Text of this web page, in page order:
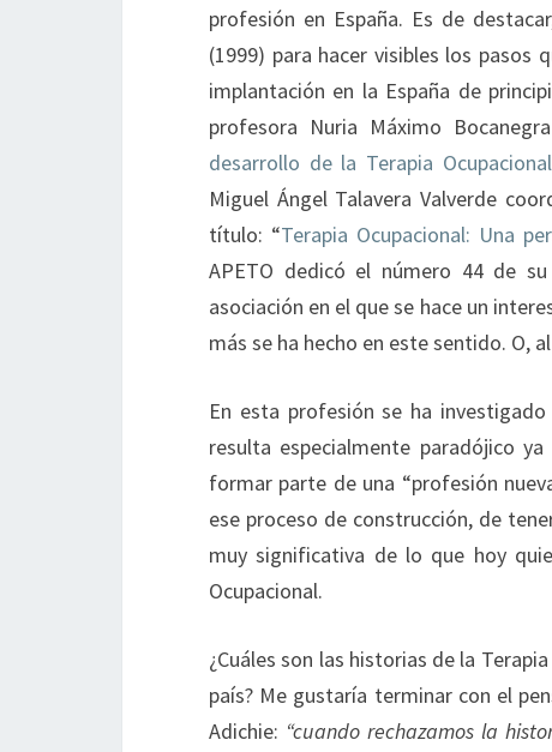
profesión en España. Es de
(1999) para hacer visibles los
implantación en la España de
profesora Nuria Máximo
desarrollo de la Terapia
Miguel Ángel Talavera Valverde
título: “Terapia Ocupacional: Una
APETO dedicó el número 44 de
asociación en el que se hace un
más se ha hecho en este sentido. O,
En esta profesión se ha
resulta especialmente paradójico
formar parte de una “profesión
ese proceso de construcción, de
muy significativa de lo que hoy
Ocupacional.
¿Cuáles son las historias de la
país? Me gustaría terminar con el
Adichie: “cuando rechazamos la